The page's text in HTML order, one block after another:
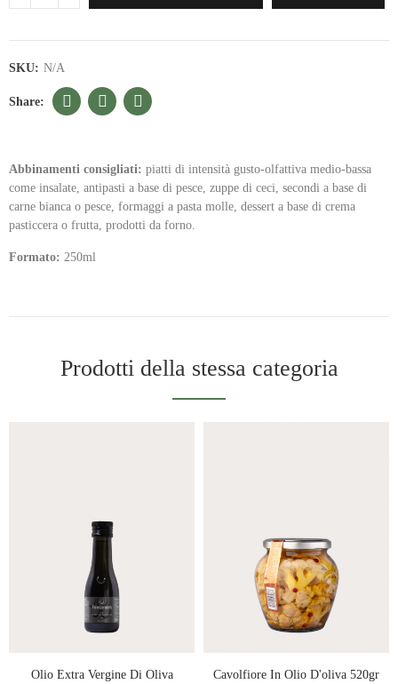
SKU: N/A
Abbinamenti consigliati: piatti di intensità gusto-olfattiva medio-bassa
come insalate, antipasti a base di pesce, zuppe di ceci, secondi a base di
carne bianca o pesce, formaggi a pasta molle, dessert a base di crema
pasticcera o frutta, prodotti da forno.
Formato: 250ml
Prodotti della stessa categoria
Olio Extra Vergine Di Oliva
Cavolfiore In Olio D'oliva 520gr